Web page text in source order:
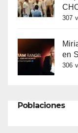
307
en
306
Poblaciones